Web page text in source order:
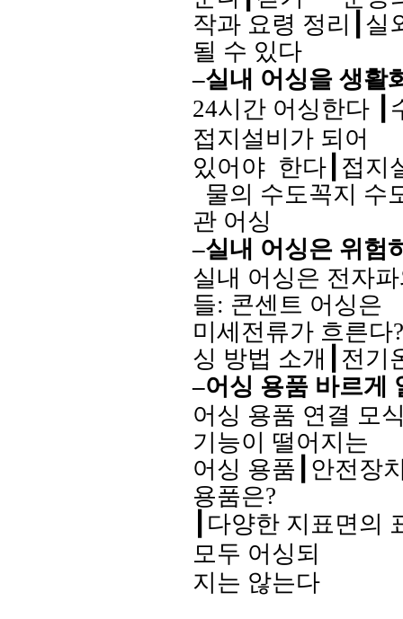
작과 요령 정리
실
될 수 있다
–실내 어싱을 생활
24시간 어싱한다
접지설비가 되어
있어야 한다┃ 접지
물의 수도꼭지 수
관 어싱
–실내 어싱은 위험
실내 어싱은 전자
들: 콘센트 어싱은
미세전류가 흐른다
싱 방법 소개
전기
–어싱 용품 바르게
어싱 용품 연결 모
기능이 떨어지는
어싱 용품
안전장
용품은?
다양한 지표면의
모두 어싱되
지는 않는다